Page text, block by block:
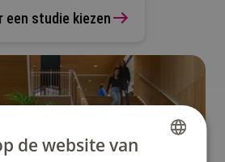
een studie kiezen
de website van